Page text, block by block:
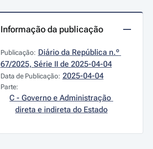
Informação da publicação
Publicação: Diário da República n.º
67/2025, Série II de 2025-04-04
Data de Publicação: 2025-04-04
Parte:
C - Governo e Administração
direta e indireta do Estado